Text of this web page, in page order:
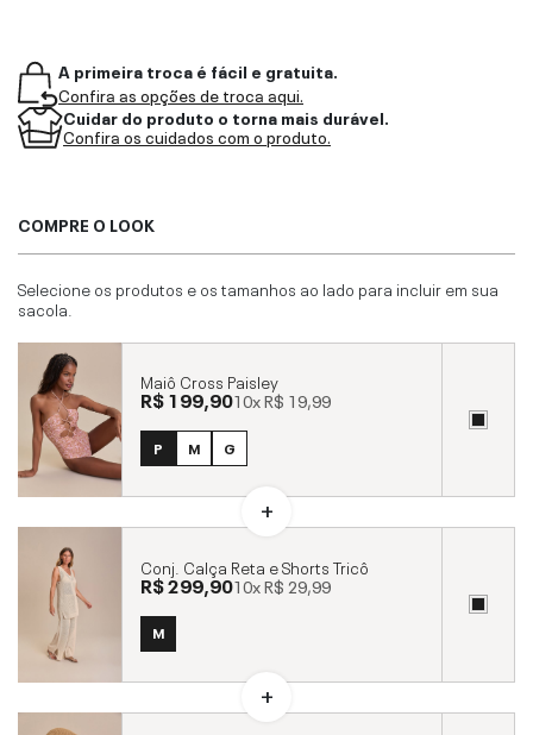
A primeira troca é fácil e gratuita.
Confira as opções de troca aqui.
Cuidar do produto o torna mais durável.
Confira os cuidados com o produto.
COMPRE O LOOK
Selecione os produtos e os tamanhos ao lado para incluir em sua
sacola.
Maiô Cross Paisley
R$ 199,9010xR$ 19,99
P M G
Conj. Calça Reta e Shorts Tricô
R$ 299,9010xR$ 29,99
M